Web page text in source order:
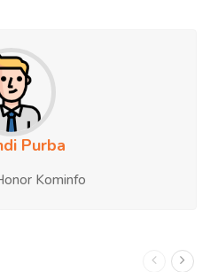
Purba
Kominfo